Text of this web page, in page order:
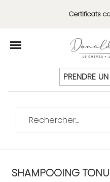
Certificats
PRENDRE
SHAMPOOING